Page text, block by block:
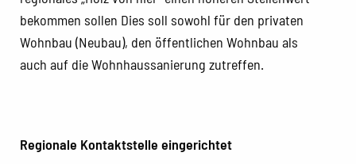
bekommen sollen Dies soll sowohl für den privaten
Wohnbau (Neubau), den öffentlichen Wohnbau als
auch auf die Wohnhaussanierung zutreffen.
Regionale Kontaktstelle eingerichtet